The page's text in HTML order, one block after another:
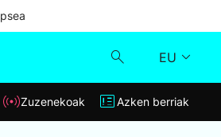
EU
Klisk
Zuzenekoak Azken berriak